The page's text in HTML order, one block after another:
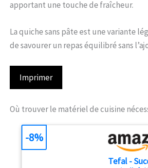
apportant une touche de fraîcheur.
La quiche sans pâte est une variante
de savourer un repas équilibré sans
Imprimer
Où trouver le matériel de cuisine
Tefal -
-8%